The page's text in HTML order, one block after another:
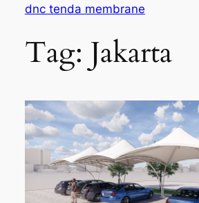
content
dnc tenda membrane
Tag: Jakarta